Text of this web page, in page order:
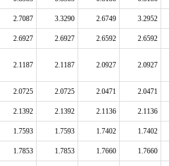
2.7087 3.3290 2.6749 3.2952
2.6927 2.6927 2.6592 2.6592
2.1187 2.1187 2.0927 2.0927
2.0725 2.0725 2.0471 2.0471
2.1392 2.1392 2.1136 2.1136
1.7593 1.7593 1.7402 1.7402
1.7853 1.7853 1.7660 1.7660